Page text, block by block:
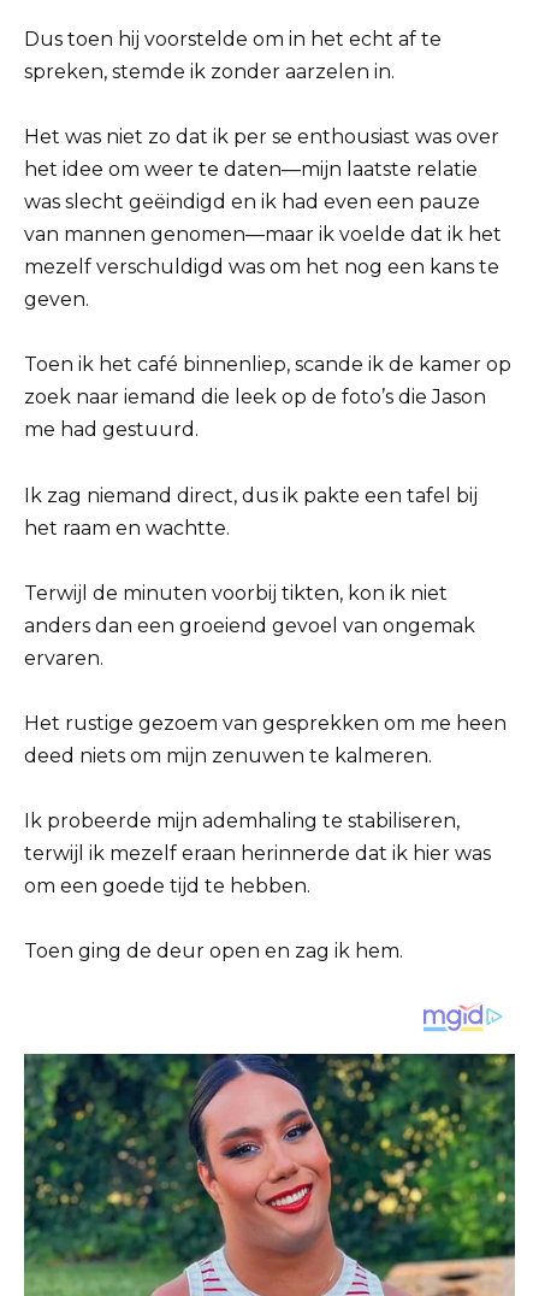
Dus toen hij voorstelde om in het echt af te
spreken, stemde ik zonder aarzelen in.
Het was niet zo dat ik per se enthousiast was over
het idee om weer te daten—mijn laatste relatie
was slecht geëindigd en ik had even een pauze
van mannen genomen—maar ik voelde dat ik het
mezelf verschuldigd was om het nog een kans te
geven.
Toen ik het café binnenliep, scande ik de kamer op
zoek naar iemand die leek op de foto’s die Jason
me had gestuurd.
Ik zag niemand direct, dus ik pakte een tafel bij
het raam en wachtte.
Terwijl de minuten voorbij tikten, kon ik niet
anders dan een groeiend gevoel van ongemak
ervaren.
Het rustige gezoem van gesprekken om me heen
deed niets om mijn zenuwen te kalmeren.
Ik probeerde mijn ademhaling te stabiliseren,
terwijl ik mezelf eraan herinnerde dat ik hier was
om een goede tijd te hebben.
Toen ging de deur open en zag ik hem.